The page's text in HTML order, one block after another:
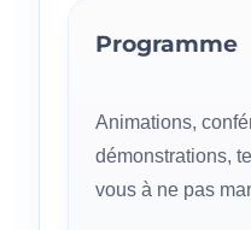
Programme
Animations,
démonstrations,
vous à ne pas